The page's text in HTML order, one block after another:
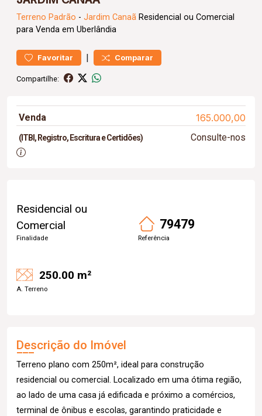
Terreno Padrão - Jardim Canaã Residencial ou Comercial
para Venda em Uberlândia
Favoritar | Comparar
Compartilhe:
Venda 165.000,00
(ITBI, Registro, Escritura e Certidões) Consulte-nos
Residencial ou
Comercial
Finalidade
79479
Referência
250.00 m²
A. Terreno
Descrição do Imóvel
Terreno plano com 250m², ideal para construção
residencial ou comercial. Localizado em uma ótima região,
ao lado de uma casa já edificada e próximo a comércios,
terminal de ônibus e escolas, garantindo praticidade e